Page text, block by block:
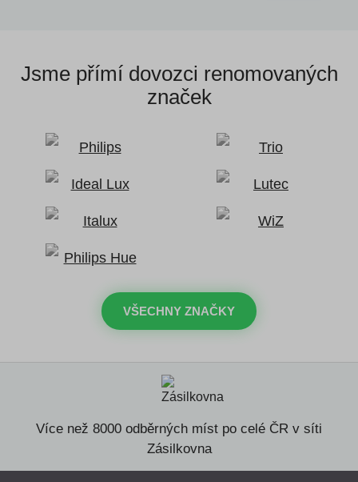
Jsme přímí dovozci renomovaných
značek
VŠECHNY ZNAČKY
Více než 8000 odběrných míst po celé ČR v síti
Zásilkovna